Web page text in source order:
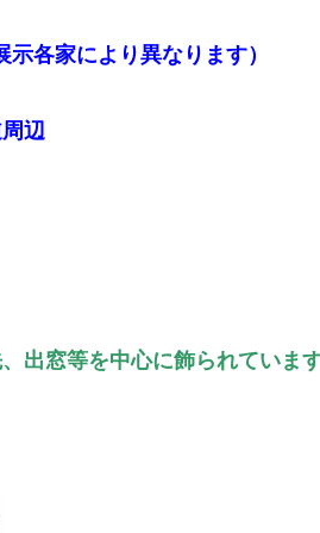
各家により異なります）
辺
出窓等を中心に飾られています